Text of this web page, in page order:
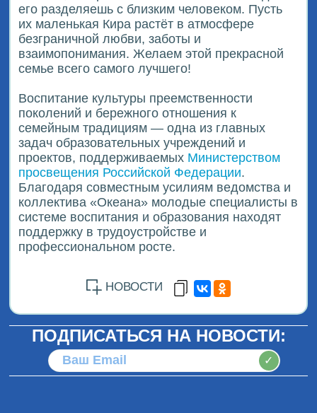
его разделяешь с близким человеком. Пусть
их маленькая Кира растёт в атмосфере
безграничной любви, заботы и
взаимопонимания. Желаем этой прекрасной
семье всего самого лучшего!
Воспитание культуры преемственности
поколений и бережного отношения к
семейным традициям — одна из главных
задач образовательных учреждений и
проектов, поддерживаемых Министерством
просвещения Российской Федерации.
Благодаря совместным усилиям ведомства и
коллектива «Океана» молодые специалисты в
системе воспитания и образования находят
поддержку в трудоустройстве и
профессиональном росте.
НОВОСТИ
ПОДПИСАТЬСЯ НА НОВОСТИ:
✓